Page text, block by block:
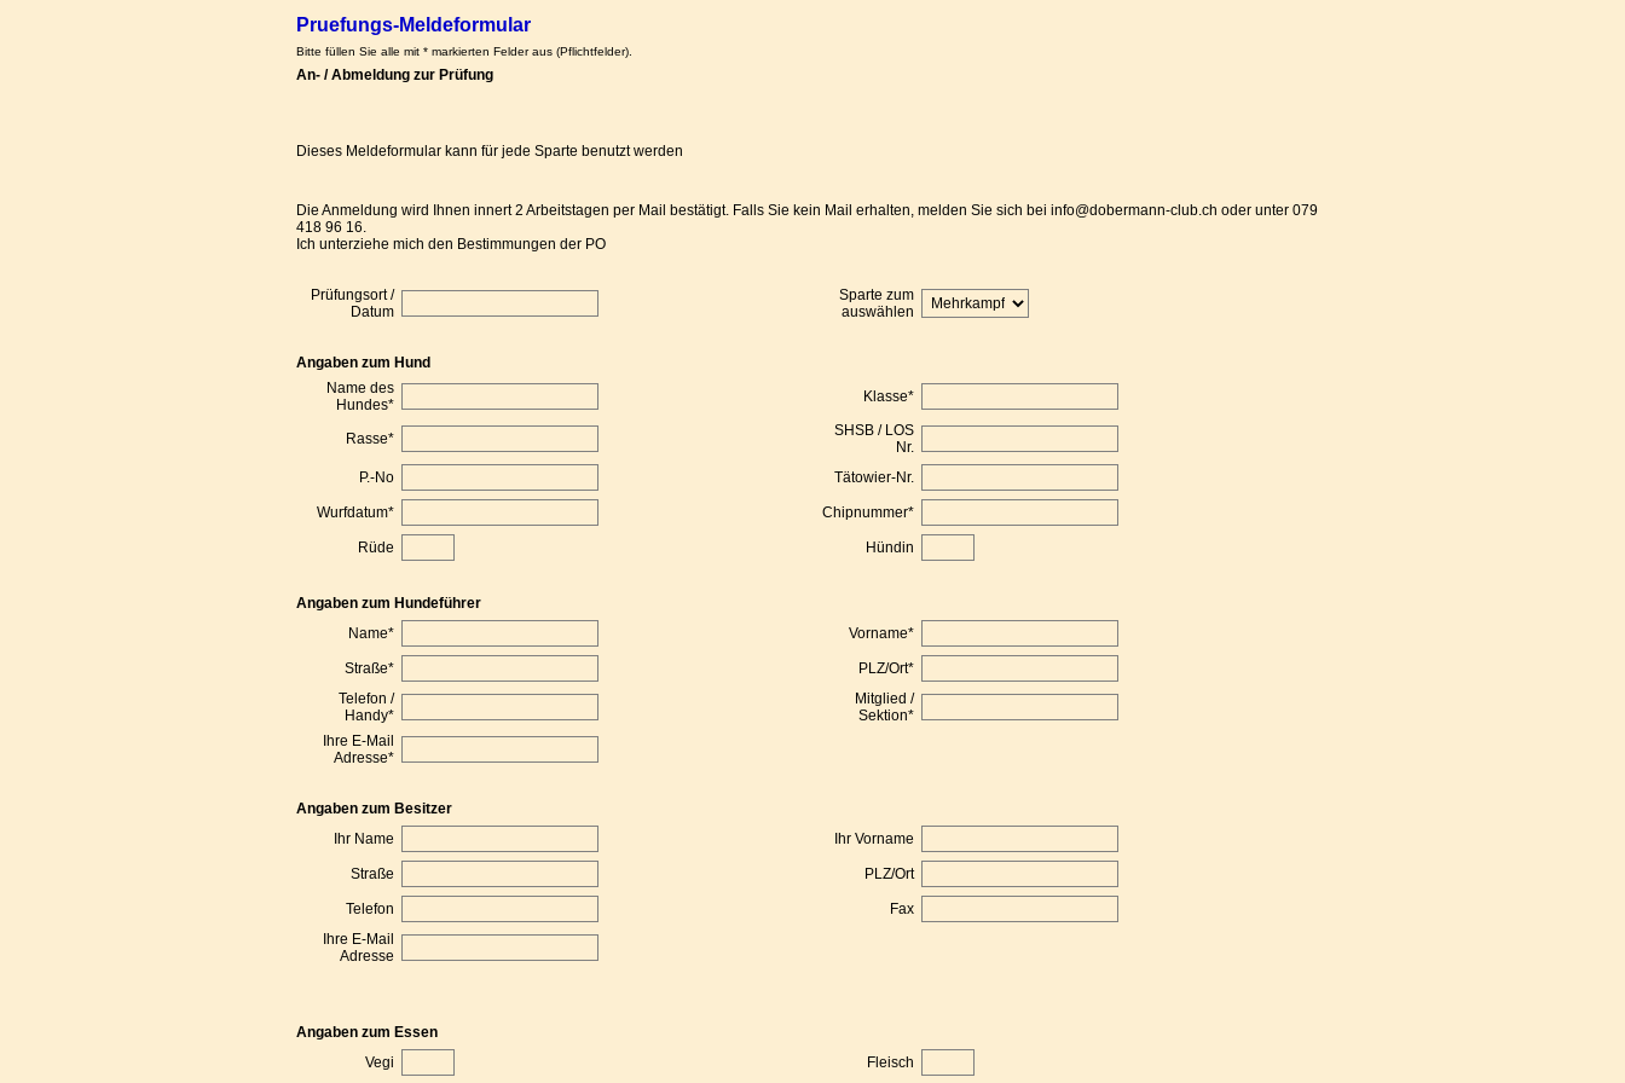
Pruefungs-Meldeformular
Bitte füllen Sie alle mit * markierten Felder aus (Pflichtfelder).
An- / Abmeldung zur Prüfung
Dieses Meldeformular kann für jede Sparte benutzt werden
Die Anmeldung wird Ihnen innert 2 Arbeitstagen per Mail bestätigt. Falls Sie kein Mail erhalten, melden Sie sich bei info@dobermann-club.ch oder unter 079
418 96 16.
Ich unterziehe mich den Bestimmungen der PO
Prüfungsort /
Datum
Sparte zum
auswählen
Angaben zum Hund
Name des
Hundes* Klasse*
Rasse*
SHSB / LOS
Nr.
P.-No
Tätowier-Nr.
Wurfdatum* Chipnummer*
Rüde Hündin
Angaben zum Hundeführer
Name* Vorname*
Straße* PLZ/Ort*
Telefon /
Handy*
Mitglied /
Sektion*
Ihre E-Mail
Adresse*
Angaben zum Besitzer
Ihr Name
Ihr Vorname
Straße PLZ/Ort
Telefon
Fax
Ihre E-Mail
Adresse
Angaben zum Essen
Vegi
Fleisch